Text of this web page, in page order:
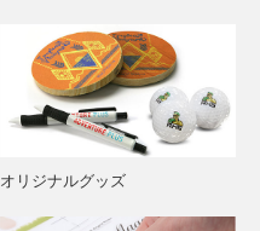
オリジナルグッズ